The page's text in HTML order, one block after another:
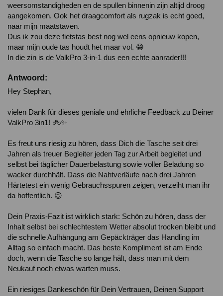
weersomstandigheden en de spullen binnenin zijn altijd droog
aangekomen. Ook het draagcomfort als rugzak is echt goed,
naar mijn maatstaven.
Dus ik zou deze fietstas best nog wel eens opnieuw kopen,
maar mijn oude tas houdt het maar vol. 😁
Antwoord:
Hey Stephan,
vielen Dank für dieses geniale und ehrliche Feedback zu Deiner
ValkPro 3in1! 🚲✨
Es freut uns riesig zu hören, dass Dich die Tasche seit drei
Jahren als treuer Begleiter jeden Tag zur Arbeit begleitet und
selbst bei täglicher Dauerbelastung sowie voller Beladung so
wacker durchhält. Dass die Nahtverläufe nach drei Jahren
Härtetest ein wenig Gebrauchsspuren zeigen, verzeiht man ihr
da hoffentlich. 😉
Dein Praxis-Fazit ist wirklich stark: Schön zu hören, dass der
Inhalt selbst bei schlechtestem Wetter absolut trocken bleibt und
die schnelle Aufhängung am Gepäckträger das Handling im
Alltag so einfach macht. Das beste Kompliment ist am Ende
doch, wenn die Tasche so lange hält, dass man mit dem
Neukauf noch etwas warten muss.
Ein riesiges Dankeschön für Dein Vertrauen, Deinen Support